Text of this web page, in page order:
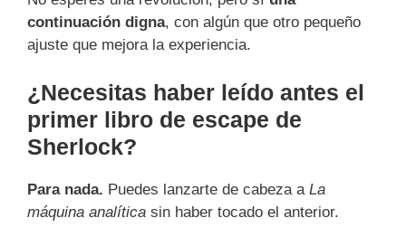
continuación digna, con algún que otro pequeño
ajuste que mejora la experiencia.
¿Necesitas haber leído antes el
primer libro de escape de
Sherlock?
Para nada. Puedes lanzarte de cabeza a La
máquina analítica sin haber tocado el anterior.